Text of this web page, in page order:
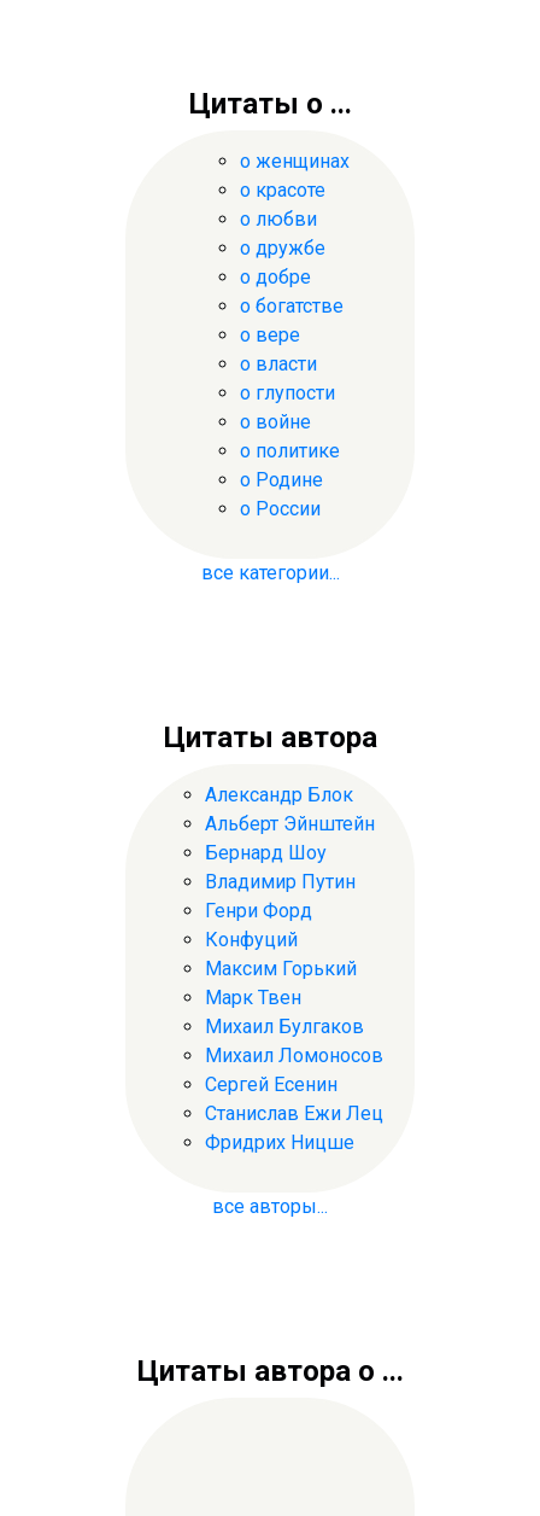
Цитаты о ...
о женщинах
о красоте
о любви
о дружбе
о добре
о богатстве
о вере
о власти
о глупости
о войне
о политике
о Родине
о России
все категории...
Цитаты автора
Александр Блок
Альберт Эйнштейн
Бернард Шоу
Владимир Путин
Генри Форд
Конфуций
Максим Горький
Марк Твен
Михаил Булгаков
Михаил Ломоносов
Сергей Есенин
Станислав Ежи Лец
Фридрих Ницше
все авторы...
Цитаты автора о ...